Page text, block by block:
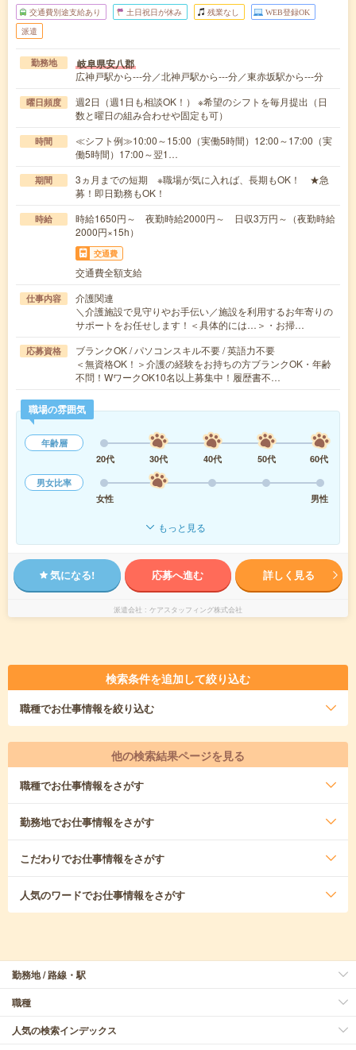
交通費別途支給あり 土日祝日が休み 残業なし WEB登録OK
派遣
勤務地 岐阜県安八郡
広神戸駅から---分／北神戸駅から---分／東赤坂駅から---分
曜日頻度
週2日（週1日も相談OK！） ※希望のシフトを毎月提出（日
数と曜日の組み合わせや固定も可）
時間
≪シフト例≫10:00～15:00（実働5時間）12:00～17:00（実
働5時間）17:00～翌1…
期間
3ヵ月までの短期 ※職場が気に入れば、長期もOK！ ★急
募！即日勤務もOK！
時給
時給1650円～ 夜勤時給2000円～ 日収3万円～（夜勤時給
2000円×15h）
交通費
交通費全額支給
仕事内容
介護関連
＼介護施設で見守りやお手伝い／施設を利用するお年寄りの
サポートをお任せします！＜具体的には…＞・お掃…
応募資格
ブランクOK / パソコンスキル不要 / 英語力不要
＜無資格OK！＞介護の経験をお持ちの方ブランクOK・年齢
不問！WワークOK10名以上募集中！履歴書不…
職場の雰囲気
年齢層
20代
30代 40代 50代
60代
男女比率
女性
男性
もっと見る
気になる! 応募へ進む 詳しく見る
派遣会社 ケアスタッフィング株式会社
検索条件を追加して絞り込む
職種でお仕事情報を絞り込む
他の検索結果ページを見る
職種でお仕事情報をさがす
勤務地でお仕事情報をさがす
こだわりでお仕事情報をさがす
人気のワードでお仕事情報をさがす
勤務地 / 路線・駅
職種
人気の検索インデックス